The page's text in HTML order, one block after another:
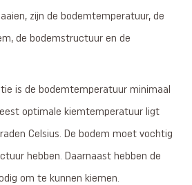
zijn de bodemtemperatuur, de
de bodemstructuur en de
is de bodemtemperatuur minimaal
optimale kiemtemperatuur ligt
Celsius. De bodem moet vochtig
hebben. Daarnaast hebben de
om te kunnen kiemen.